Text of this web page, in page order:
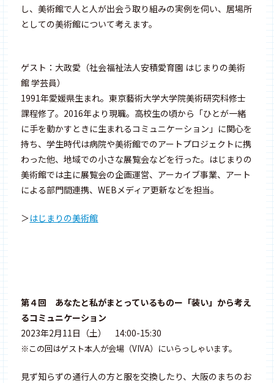
し、美術館で人と人が出会う取り組みの実例を伺い、居場所
としての美術館について考えます。
ゲスト：大政愛（社会福祉法人安積愛育園 はじまりの美術
館 学芸員）
1991年愛媛県生まれ。東京藝術大学大学院美術研究科修士
課程修了。2016年より現職。高校生の頃から「ひとが一緒
に手を動かすときに生まれるコミュニケーション」に関心を
持ち、学生時代は病院や美術館でのアートプロジェクトに携
わった他、地域での小さな展覧会などを行った。はじまりの
美術館では主に展覧会の企画運営、アーカイブ事業、アート
による部門間連携、WEBメディア更新などを担当。
＞はじまりの美術館
第４回 あなたと私がまとっているものー「装い」から考え
るコミュニケーション
2023年2月11日（土） 14:00-15:30
※この回はゲスト本人が会場（VIVA）にいらっしゃいます。
見ず知らずの通行人の方と服を交換したり、大阪のまちのお